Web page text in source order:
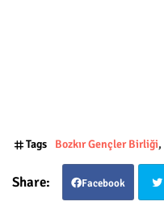
Tags Bozkır Gençler Birliği
Facebook